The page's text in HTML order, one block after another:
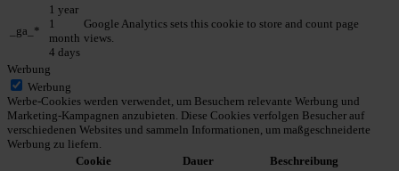
_ga_*
1 year
1
month
4 days
Google Analytics sets this cookie to store and count page
views.
Werbung
Werbung
Werbe-Cookies werden verwendet, um Besuchern relevante Werbung und
Marketing-Kampagnen anzubieten. Diese Cookies verfolgen Besucher auf
verschiedenen Websites und sammeln Informationen, um maßgeschneiderte
Werbung zu liefern.
Cookie
Dauer Beschreibung